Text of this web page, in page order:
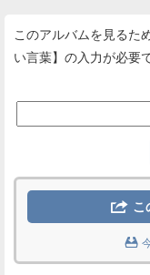
このアルバムを見るた
い言葉】の入力が必要
 こ
